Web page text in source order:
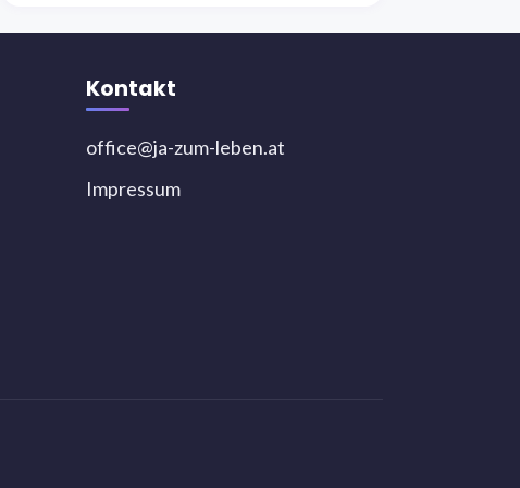
Kontakt
office@ja-zum-leben.at
Impressum